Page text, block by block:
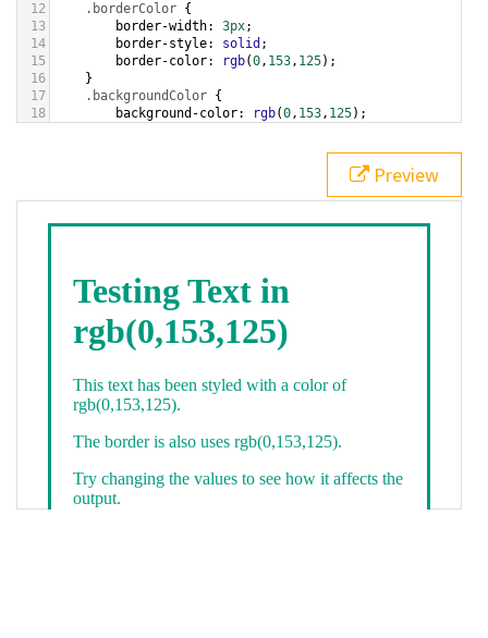
12
.borderColor {
13
border-width: 3px;
14
border-style: solid ;
15
border-color: rgb(0, 153, 125);
16
}
17
.backgroundColor {
18
background-color: rgb(0, 153, 125);
bottom ,
white, rgb(0,153,125));
div class="textColor borderColor"
< h1>Testing Text in rgb(0,153,125)
Preview